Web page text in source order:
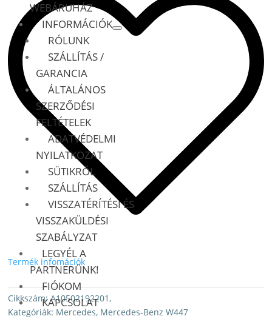
WEBÁRUHÁZ
INFORMÁCIÓK
RÓLUNK
SZÁLLÍTÁS /
GARANCIA
ÁLTALÁNOS
SZERZŐDÉSI
FELTÉTELEK
ADATVÉDELMI
NYILATKOZAT
SÜTIKRŐL
SZÁLLÍTÁS
VISSZATÉRÍTÉSI ÉS
VISSZAKÜLDÉSI
SZABÁLYZAT
LEGYÉL A
PARTNERÜNK!
FIÓKOM
KAPCSOLAT
W447,
LÉGRUGÓ
KOMPRESSZOR
AMK
MENNYISÉG
Termék infomációk
Cikkszám:A10502192201,
Kategóriák: Mercedes, Mercedes-Benz W447